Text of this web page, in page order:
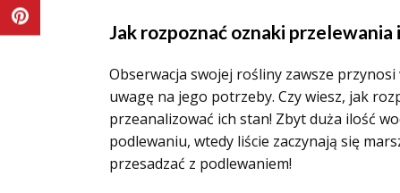
Jak rozpoznać oznaki przelewania
Obserwacja swojej rośliny zawsze
uwagę na jego potrzeby. Czy wiesz, jak
przeanalizować ich stan! Zbyt duża ilość
podlewaniu, wtedy liście zaczynają się
przesadzać z podlewaniem!